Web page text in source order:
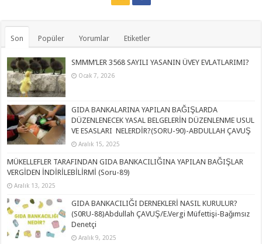
Son Popüler Yorumlar Etiketler
SMMM’LER 3568 SAYILI YASANIN ÜVEY EVLATLARIMI?
Ocak 7, 2026
GIDA BANKALARINA YAPILAN BAĞIŞLARDA
DÜZENLENECEK YASAL BELGELERİN DÜZENLENME USUL
VE ESASLARI NELERDİR?(SORU-90)-ABDULLAH ÇAVUŞ
Aralık 15, 2025
MÜKELLEFLER TARAFINDAN GIDA BANKACILIĞINA YAPILAN BAĞIŞLAR
VERGİDEN İNDİRİLEBİLİRMİ (Soru-89)
Aralık 13, 2025
GIDA BANKACILIĞI DERNEKLERİ NASIL KURULUR?
(S0RU-88)Abdullah ÇAVUŞ/E.Vergi Müfettişi-Bağımsız
Denetçi
Aralık 9, 2025